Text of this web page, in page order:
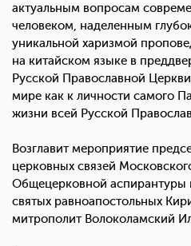
актуальным вопросам
человеком, наделенным
уникальной харизмой
на китайском языке в
Русской Православной
мире как к личности самого
жизни всей Русской
Возглавит мероприятие
церковных связей
Общецерковной аспирантуры
святых равноапостольных
митрополит Волоколамский